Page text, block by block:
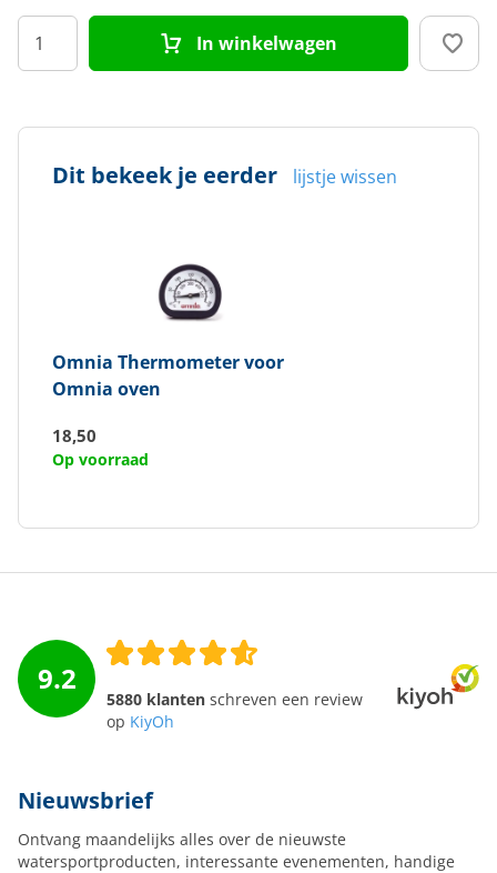
In winkelwagen
Dit bekeek je eerder lijstje wissen
Omnia Thermometer voor
Omnia oven
18,50
Op voorraad
9.2
5880 klanten schreven een review
op KiyOh
Nieuwsbrief
Ontvang maandelijks alles over de nieuwste
watersportproducten, interessante evenementen, handige